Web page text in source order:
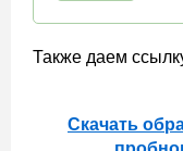
Также даем
Скачать